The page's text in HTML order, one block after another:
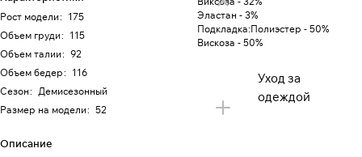
Рост модели: 175
Объем груди: 115
Объем талии: 92
Объем бедер: 116
Сезон: Демисезонный
Размер на модели: 52
Описание
Эластан - 3%
Подкладка:Полиэстер - 50%
Вискоза - 50%
Уход за
одеждой